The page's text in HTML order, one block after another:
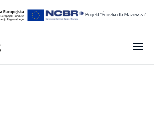
Projekt "Ścieżka dla Mazowsza"